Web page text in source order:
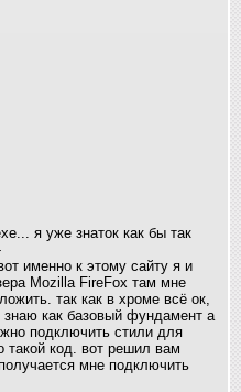
я уже знаток как бы так
именно к этому сайту я и
Mozilla FireFox там мне
так как в хроме всё ок,
как базовый фундамент а
подключить стили для
такой код. вот решил вам
мне подключить